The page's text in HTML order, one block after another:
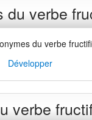
du verbe
du verbe
Développer
verbe